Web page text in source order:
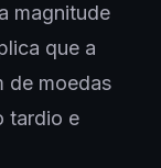
magnitude
que a
de moedas
tardio e